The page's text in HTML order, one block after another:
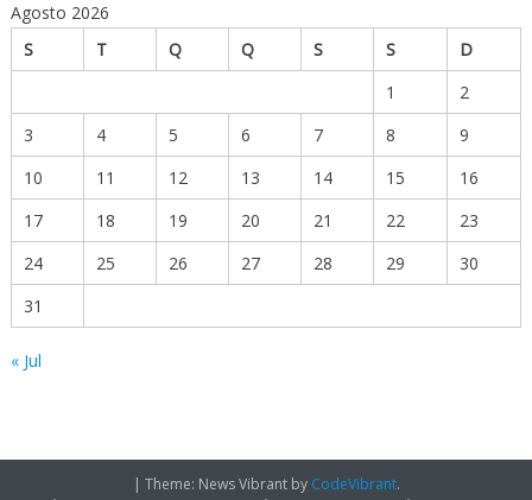
Agosto 2026
S
T Q Q S S
D
1
2
3
4 5 6 7 8
9
10
11 12 13 14 15
16
17
18 19 20 21 22
23
24
25 26 27 28 29
30
31
« Jul
| Theme: News Vibrant by CodeVibrant.